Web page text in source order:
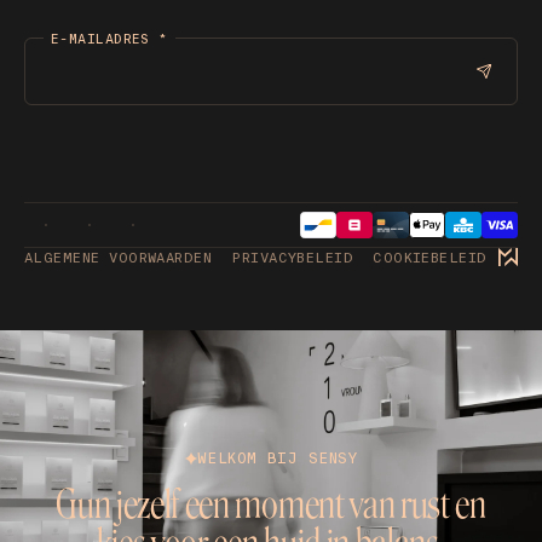
E-MAILADRES *
ALGEMENE VOORWAARDEN PRIVACYBELEID COOKIEBELEID
WELKOM BIJ SENSY
Gun jezelf een moment van rust en